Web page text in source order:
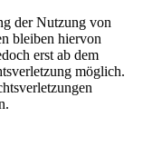
der Nutzung von
bleiben hiervon
erst ab dem
möglich.